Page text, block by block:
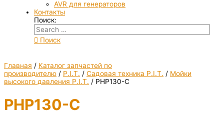
AVR для генераторов
Контакты
Поиск:
Поиск
Главная / Каталог запчастей по
производителю / P.I.T. / Садовая техника P.I.T. / Мойки
высокого давления P.I.T. / PHP130-C
PHP130-C